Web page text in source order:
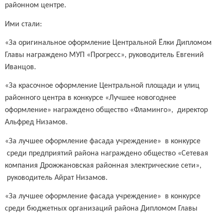
районном центре.
Ими стали:
«За оригинальное оформление Центральной Ёлки Дипломом
Главы награждено МУП «Прогресс», руководитель Евгений
Иванцов.
«За красочное оформление Центральной площади и улиц
районного центра в конкурсе «Лучшее новогоднее
оформление» награждено общество «Фламинго», директор
Альфред Низамов.
«За лучшее оформление фасада учреждение» в конкурсе
среди предприятий района награждено общество «Сетевая
компания Дрожжановская районная электрические сети»,
руководитель Айрат Низамов.
«За лучшее оформление фасада учреждение» в конкурсе
среди бюджетных организаций района Дипломом Главы